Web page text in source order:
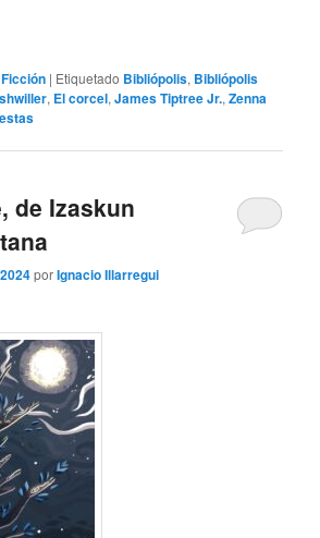
| Etiquetado Bibliópolis, Bibliópolis
, El corcel,James Tiptree Jr.,Zenna
de Izaskun
porIgnacio Illarregui